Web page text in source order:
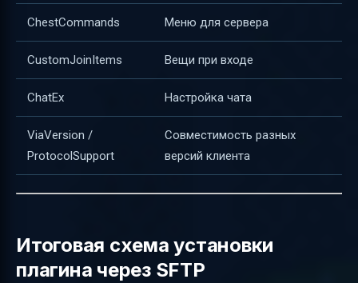
ChestCommands Меню для сервера
CustomJoinItems Вещи при входе
ChatEx Настройка чата
ViaVersion /
ProtocolSupport
Совместимость разных
версий клиента
Итоговая схема установки
плагина через SFTP